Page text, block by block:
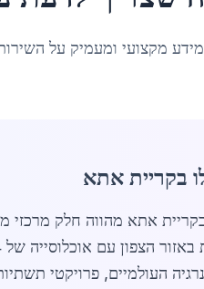
מידע מקצועי ומעמיק על
בקריית אתא
נחושת לקילו בקריית אתא
העולמיים, פרויקטי